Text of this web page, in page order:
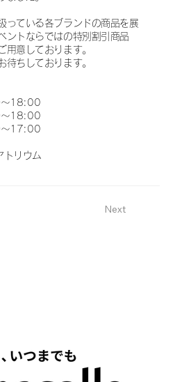
っている各ブランドの商品を展
ントならではの特別割引商品
用意しております。
待ちしております。
～18:00
～18:00
～17:00
トリウム
Next